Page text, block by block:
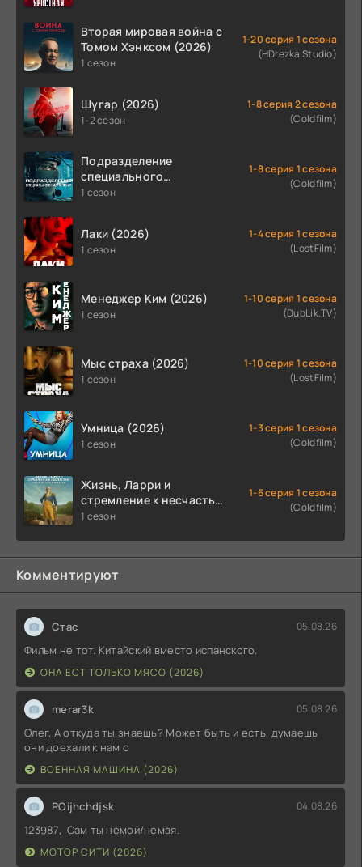
Вторая мировая война с
Томом Хэнксом (2026)
1 сезон
1-20 серия 1 сезона
(HDrezka Studio)
Шугар (2026)
1-2 сезон
1-8 серия 2 сезона
(Coldfilm)
Подразделение
специального
назначения (2026)
1 сезон
1-8 серия 1 сезона
(Coldfilm)
Лаки (2026)
1 сезон
1-4 серия 1 сезона
(LostFilm)
Менеджер Ким (2026)
1 сезон
1-10 серия 1 сезона
(DubLik.TV)
Мыс страха (2026)
1 сезон
1-10 серия 1 сезона
(LostFilm)
Умница (2026)
1 сезон
1-3 серия 1 сезона
(Coldfilm)
Жизнь, Ларри и
стремление к несчастью:
Почти история Америки
1 сезон
1-6 серия 1 сезона
(Coldfilm)
Комментируют
Стас 05.08.26
Фильм не тот. Китайский вместо испанского.
ОНА ЕСТ ТОЛЬКО МЯСО (2026)
merar3k 05.08.26
Олег, А откуда ты знаешь? Может быть и есть, думаешь
они доехали к нам с
ВОЕННАЯ МАШИНА (2026)
POijhchdjsk 04.08.26
123987, Сам ты немой/немая.
МОТОР СИТИ (2026)